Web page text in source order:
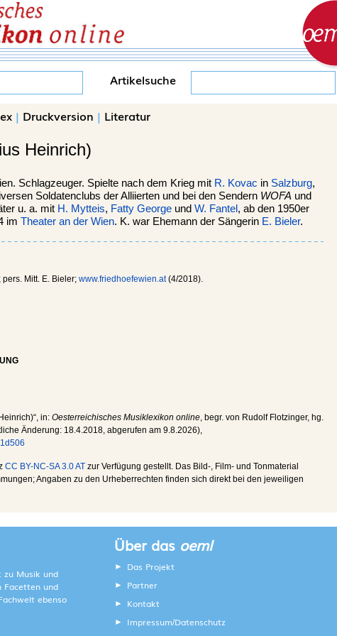
Artikelsuche
| Druckversion | Literatur
Heinrich)
Schlagzeuger. Spielte nach dem Krieg mit R. Kovac in Salzburg,
Soldatenclubs der Alliierten und bei den Sendern WOFA und
u. a. mit H. Mytteis, Fatty George und W. Fantel , ab den 1950er
im Theater an der Wien. K. war Ehemann der Sängerin E. Bieler.
Mitt. E. Bieler; www.friedhoefewien.at(4/2018).
in: Oesterreichisches Musiklexikon online, begr. von Rudolf Flotzinger, hg.
Änderung: 18.4.2018, abgerufen am 9.8.2026),
CC BY-NC-SA 3.0 AT zur Verfügung gestellt. Das Bild-, Film- und Tonmaterial
Angaben zu den Urheberrechten finden sich direkt bei den jeweiligen
zu Musik und
Facetten und
ebenso
Über das oeml
Das Projekt
Partner
Kontakt
Impressum/Datenschutz